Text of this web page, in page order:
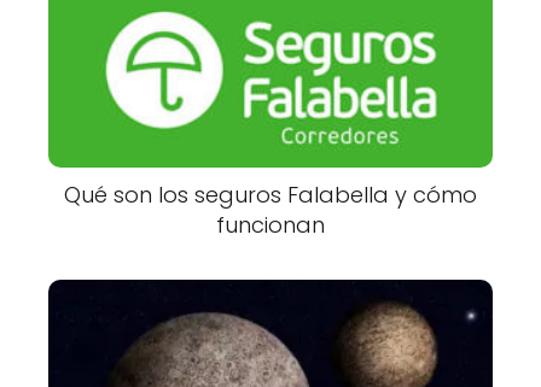
Qué son los seguros Falabella y cómo
funcionan